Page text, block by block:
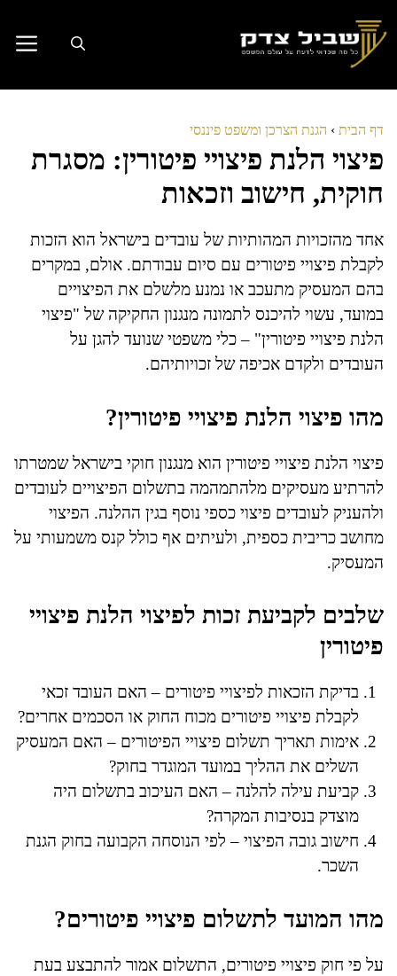
לתוכן
דף הבית › הגנת הצרכן ומשפט פיננסי
פיצוי הלנת פיצויי פיטורין: מסגרת
חוקית, חישוב וזכאות
אחד מהזכויות המהותיות של עובדים בישראל הוא הזכות
לקבלת פיצויי פיטורים עם סיום עבודתם. אולם, במקרים
בהם המעסיק מתעכב או נמנע מלשלם את הפיצויים
במועד, עשוי להיכנס לתמונה מנגנון החקיקה של "פיצוי
הלנת פיצויי פיטורין" – כלי משפטי שנועד להגן על
העובדים ולקדם אכיפה של זכויותיהם.
מהו פיצוי הלנת פיצויי פיטורין?
פיצוי הלנת פיצויי פיטורין הוא מנגנון חוקי בישראל שמטרתו
להרתיע מעסיקים מלהתמהמה בתשלום הפיצויים לעובדים
ולהעניק לעובדים פיצוי כספי נוסף בגין ההלנה. הפיצוי
מחושב כריבית כספית, ולעיתים אף כולל קנס משמעותי על
המעסיק.
שלבים לקביעת זכות לפיצוי הלנת פיצויי
פיטורין
בדיקת הזכאות לפיצויי פיטורים – האם העובד זכאי
לקבלת פיצויי פיטורים מכוח החוק או הסכמים אחרים?
אימות תאריך תשלום פיצויי הפיטורים – האם המעסיק
השלים את ההליך במועד המוגדר בחוק?
קביעת עילה להלנה – האם העיכוב בתשלום היה
מוצדק בנסיבות המקרה?
חישוב גובה הפיצוי – לפי הנוסחה הקבועה בחוק הגנת
השכר.
מהו המועד לתשלום פיצויי פיטורים?
על פי חוק פיצויי פיטורים, התשלום אמור להתבצע בעת